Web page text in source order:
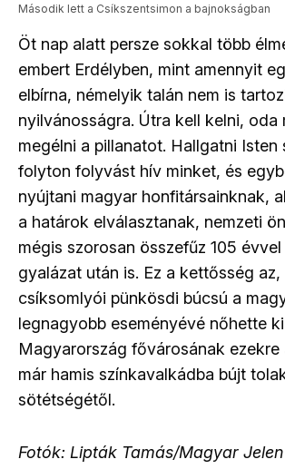
Második lett a Csíkszentsimon a bajnokságban
Öt nap alatt persze sokkal több
embert Erdélyben, mint amennyit
elbírna, némelyik talán nem is
nyilvánosságra. Útra kell kelni, oda
megélni a pillanatot. Hallgatni Isten
folyton folyvást hív minket, és
nyújtani magyar honfitársainknak,
a határok elválasztanak, nemzeti
mégis szorosan összefűz 105
gyalázat után is. Ez a kettősség az,
csíksomlyói pünkösdi búcsú a
legnagyobb eseményévé nőhette
Magyarország fővárosának ezekre
már hamis színkavalkádba bújt
sötétségétől.
Fotók: Lipták Tamás/Magyar Jelen